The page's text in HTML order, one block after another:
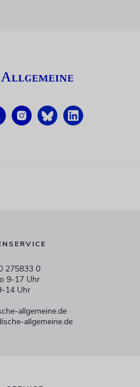
275833 0
9-17 Uhr
14 Uhr
allgemeine.de
allgemeine.de